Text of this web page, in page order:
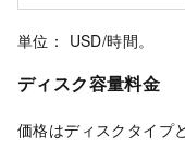
単位： USD/時間。
ディスク容量料金
価格はディスクタイプ